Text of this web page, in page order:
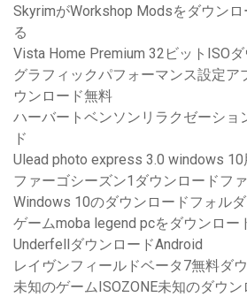
SkyrimがWorkshop Modsをダウン
る
Vista Home Premium 32ビットISO
グラフィックパフォーマンス設定ア
ウンロード無料
ハーバートベンソンリラクゼーショ
ド
Ulead photo express 3.0 windows
ファーゴシーズン1ダウンロードフ
Windows 10のダウンロードフォル
ゲームmoba legend pcをダウンロー
UnderfellダウンロードAndroid
レイヴンフィールドベータ7無料ダ
未知のゲームISOZONE未知のダウ